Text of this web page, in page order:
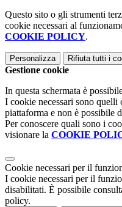
Questo sito o gli strumenti
cookie necessari al
COOKIE POLICY.
Personalizza Rifiuta tutti i
Gestione cookie
In questa schermata è
I cookie necessari sono
piattaforma e non è possibile
Per conoscere quali sono i
visionare la COOKIE
Cookie necessari per il
I cookie necessari per il
disabilitati. È possibile
policy.